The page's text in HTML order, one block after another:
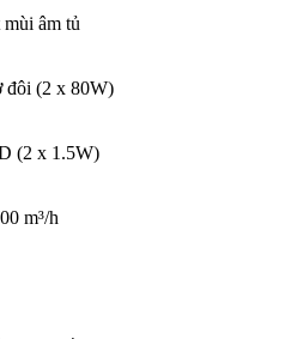
âm tủ
đôi (2 x 80W)
(2 x 1.5W)
m³/h